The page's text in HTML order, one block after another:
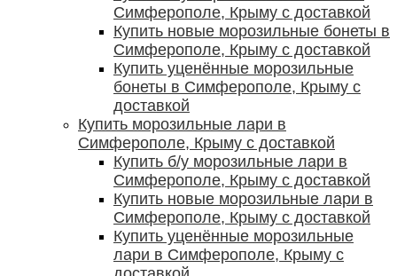
Симферополе, Крыму с доставкой
Купить новые морозильные бонеты в
Симферополе, Крыму с доставкой
Купить уценённые морозильные
бонеты в Симферополе, Крыму с
доставкой
Купить морозильные лари в
Симферополе, Крыму с доставкой
Купить б/у морозильные лари в
Симферополе, Крыму с доставкой
Купить новые морозильные лари в
Симферополе, Крыму с доставкой
Купить уценённые морозильные
лари в Симферополе, Крыму с